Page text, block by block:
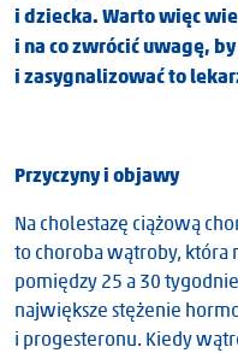
i dziecka. Warto więc
i na co zwrócić uwagę,
i zasygnalizować to
Przyczyny i objawy
Na cholestazę ciążową
to choroba wątroby, która
pomiędzy 25 a 30
największe stężenie
i progesteronu. Kiedy